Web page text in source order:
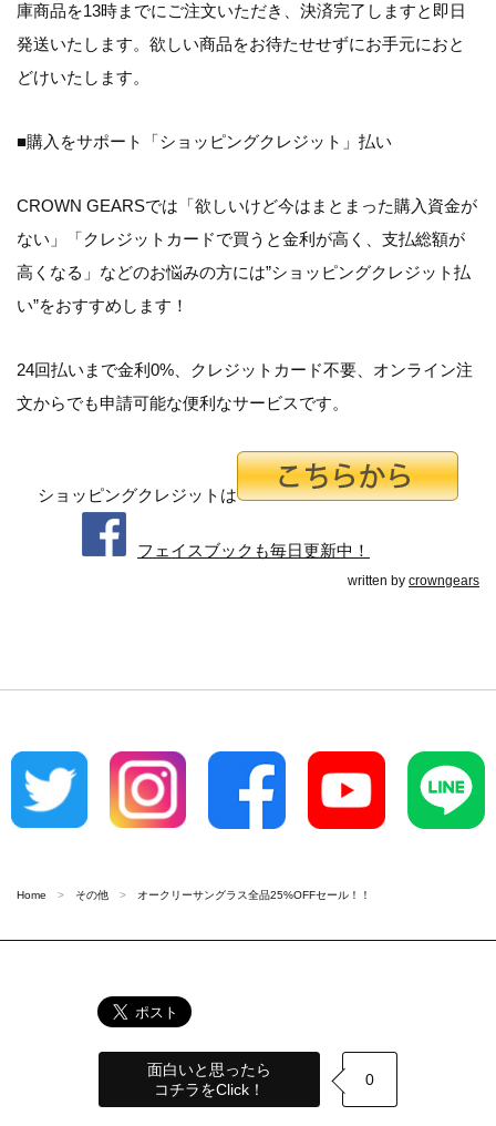
庫商品を13時までにご注文いただき、決済完了しますと即日
発送いたします。欲しい商品をお待たせせずにお手元におと
どけいたします。
■購入をサポート「ショッピングクレジット」払い
CROWN GEARSでは「欲しいけど今はまとまった購入資金が
ない 」「クレジットカードで買うと金利が高く、支払総額が
高くなる 」などのお悩みの方には”ショッピングクレジット払
い”をおすすめします！
24回払いまで金利0%、クレジットカード不要、オンライン注
文からでも申請可能な便利なサービスです。
ショッピングクレジットは
フェイスブックも毎日更新中！
written by crowngears
Home その他 オークリーサングラス全品25%OFFセール！！
面白いと思ったら
コチラをClick！
0